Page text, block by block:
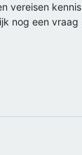
vereisen
nog een vraag